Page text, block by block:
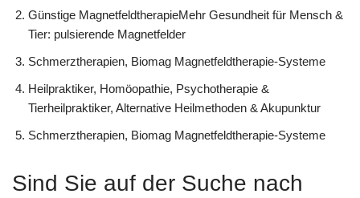
Günstige MagnetfeldtherapieMehr Gesundheit für Mensch &
Tier: pulsierende Magnetfelder
Schmerztherapien, Biomag Magnetfeldtherapie-Systeme
Heilpraktiker, ‎Homöopathie, ‎Psychotherapie &
‎Tierheilpraktiker, Alternative Heilmethoden & Akupunktur
Schmerztherapien, Biomag Magnetfeldtherapie-Systeme
Sind Sie auf der Suche nach